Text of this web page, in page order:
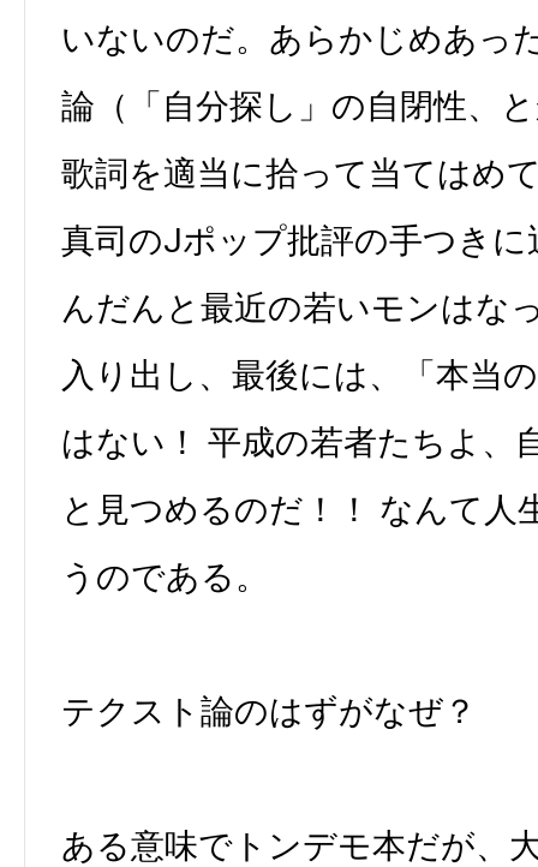
いないのだ。あらかじめあっ
論（「自分探し」の自閉性、
歌詞を適当に拾って当てはめ
真司のJポップ批評の手つき
んだんと最近の若いモンはな
入り出し、最後には、「本当
はない！ 平成の若者たちよ、
と見つめるのだ！！ なんて人
うのである。
テクスト論のはずがなぜ？
ある意味でトンデモ本だが、